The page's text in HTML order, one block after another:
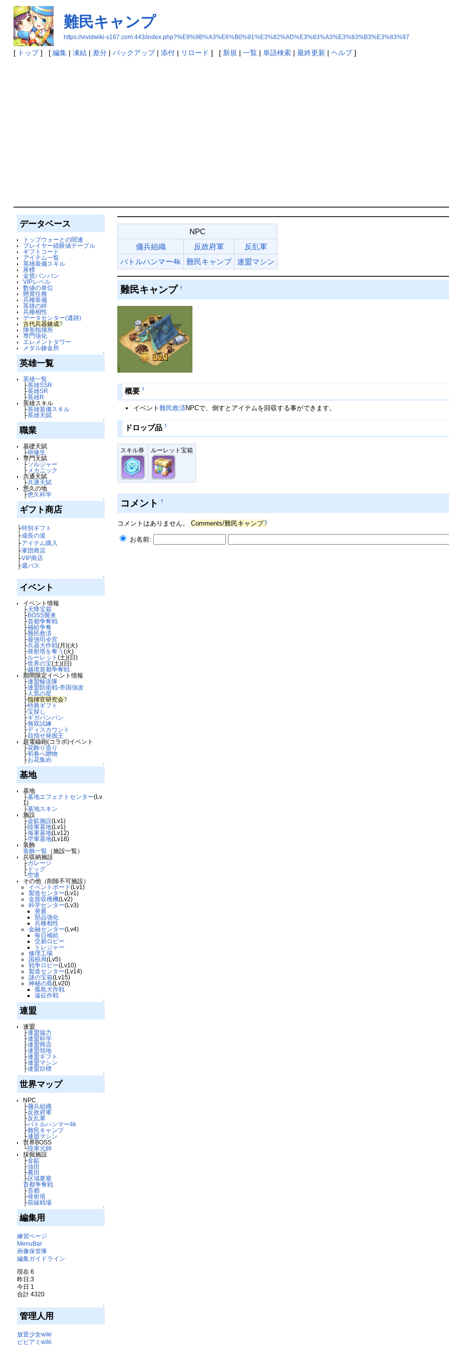
難民キャンプ
https://vividwiki-s167.com:443/index.php?%E9%9B%A3%E6%B0%91%E3%82%AD%E3%83%A3%E3%83%B3%E3%83%97
[ トップ] [ 編集| 凍結| 差分| バックアップ| 添付| リロード ] [ 新規 | 一覧| 単語検索| 最終更新| ヘルプ]
データベース
トップウォーとの関連
プレイヤー経験値テーブル
ギフトコード
アイテム一覧
英雄装備スキル
座標
金貨バンバン
VIPレベル
数値の単位
懸賞任務
兵種装備
英雄の絆
兵種相性
データセンター(遺跡)
古代兵器錬成?
陣形指揮所
専門強化
エレメントタワー
メダル錬金所
↑
英雄一覧
英雄一覧
├英雄SSR
├英雄SR
├英雄R
英雄スキル
├英雄装備スキル
├英雄天賦
↑
職業
基礎天賦
├研修生
専門天賦
├ソルジャー
├メカニック
共通天賦
├共通天賦
悠久の地
├悠久科学
↑
ギフト商店
├特別ギフト
├成長の道
├アイテム購入
├軍団商店
├VIP商店
├週パス
↑
イベント
イベント情報
├天降宝箱
├BOSS襲来
├首都争奪戦
├補給争奪
├難民救済
├最強司令官
├兵器大作戦(月)(火)
├発射塔を奪う (火)
├ルーレット (土)(日)
├世界の宝(土)(日)
├越境首都争奪戦
期間限定イベント情報
├連盟輸送隊
├連盟防衛戦-帝国強攻
├人気の星
├指揮官研究会?
├特典ギフト
├宝探し
├ギガバンバン
├無双試練
├ディスカウント
├目指せ発掘王
超電磁砲(コラボ)イベント
├花飾り造り
├初春へ贈物
├お花集め
↑
基地
基地
├基地エフェクトセンター(Lv
1)
├基地スキン
施設
├金鉱施設(Lv1)
├陸軍基地(Lv1)
├海軍基地(Lv12)
├空軍基地(Lv18)
装飾
装飾一覧（施設一覧）
兵収納施設
├ガレージ
├ドッグ
└空港
その他（削除不可施設）
イベントボード(Lv1)
製造センター(Lv1)
金貨収穫機(Lv2)
科学センター(Lv3)
発展
部品強化
兵種相性
金融センター(Lv4)
毎日補給
交易ロビー
トレジャー
修理工場
国税局(Lv5)
戦争ロビー(Lv10)
製造センター(Lv14)
謎の宝箱(Lv15)
神秘の島(Lv20)
孤島大作戦
遠征作戦
↑
連盟
連盟
├連盟協力
├連盟科学
├連盟商店
├連盟領地
├連盟ギフト
├連盟マシン
├連盟目標
↑
世界マップ
NPC
├傭兵組織
├反政府軍
├反乱軍
├バトルハンマー4k
├難民キャンプ
├連盟マシン
世界BOSS
└陸軍元帥
採掘施設
├金鉱
├油田
├農田
├区域要塞
首都争奪戦
├首都
├発射塔
├前線戦場
↑
編集用
練習ページ
MenuBar
画像保管庫
編集ガイドライン
現在 6
昨日:3
今日 1
合計 4320
↑
管理人用
放置少女wiki
ビビアミwiki
NPC
傭兵組織
反政府軍
反乱軍
バトルハンマー4k
難民キャンプ 連盟マシン
難民キャンプ†
概要 †
イベント難民救済 NPCで、倒すとアイテムを回収する事ができます。
ドロップ品 †
スキル券 ルーレット宝箱
コメント†
コメントはありません。Comments/難民キャンプ?
お名前: